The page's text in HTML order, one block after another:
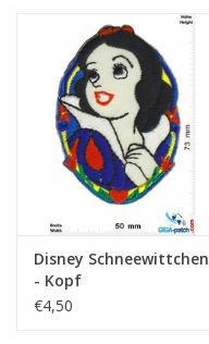
Disney Schneewittchen
- Kopf
€4,50